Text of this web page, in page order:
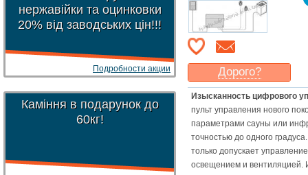
нержавійки та оцинковки
20% від заводських цін!!!
Подробности акции
Каміння в подарунок до
60кг!
Дорого?
Какая ценамогла бы
Васустроить?
Указать цену
Изысканность цифрового
пульт управления нового
параметрами сауны или
точностью до одного
только допускает
освещением и вентиляцией.